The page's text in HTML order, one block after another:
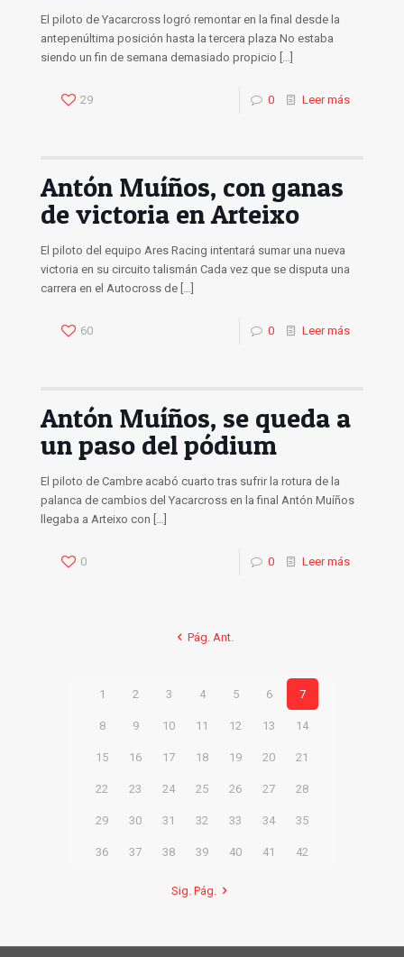
El piloto de Yacarcross logró remontar en la final desde la
antepenúltima posición hasta la tercera plaza No estaba
siendo un fin de semana demasiado propicio […]
29 0 Leer más
Antón Muíños, con ganas
de victoria en Arteixo
El piloto del equipo Ares Racing intentará sumar una nueva
victoria en su circuito talismán Cada vez que se disputa una
carrera en el Autocross de […]
60 0 Leer más
Antón Muíños, se queda a
un paso del pódium
El piloto de Cambre acabó cuarto tras sufrir la rotura de la
palanca de cambios del Yacarcross en la final Antón Muíños
llegaba a Arteixo con […]
0 0 Leer más
Pág. Ant.
1 2 3 4 5 6 7
8 9 10 11 12 13 14
15 16 17 18 19 20 21
22 23 24 25 26 27 28
29 30 31 32 33 34 35
36 37 38 39 40 41 42
Sig. Pág.